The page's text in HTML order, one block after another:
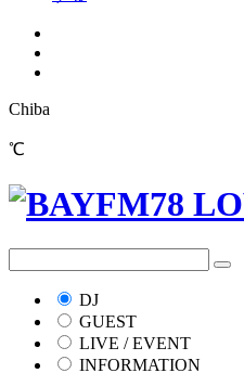
Chiba
℃
DJ
GUEST
LIVE / EVENT
INFORMATION